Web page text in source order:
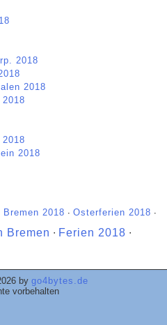
2018
2018
2018
Bremen 2018 ∙ Osterferien 2018 ∙
Bremen ∙ Ferien 2018 ∙
by go4bytes.de
vorbehalten